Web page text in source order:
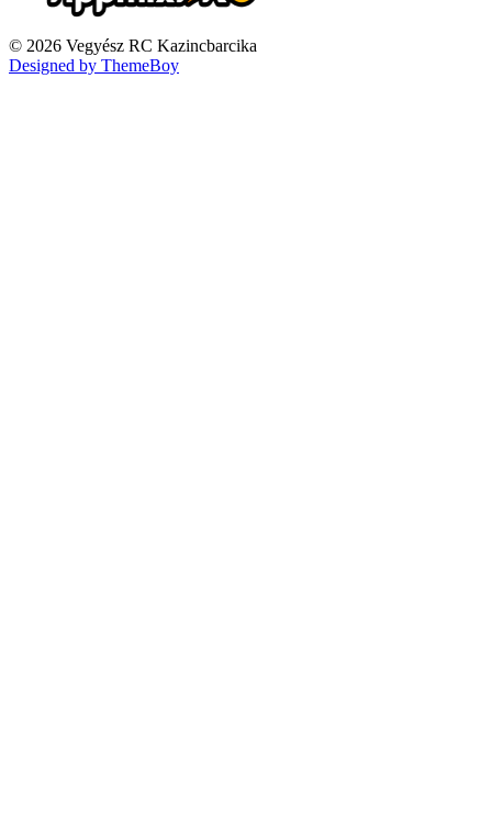
© 2026 Vegyész RC Kazincbarcika
Designed by ThemeBoy